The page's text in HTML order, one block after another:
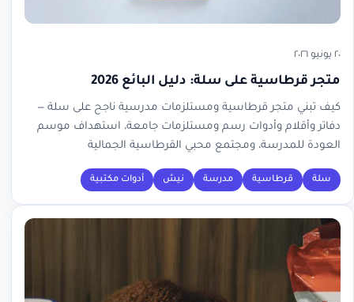
٢٠ يونيو ٢٠٢٦
متجر قرطاسية على سلة: دليل البائع 2026
كيف تبني متجر قرطاسية ومستلزمات مدرسية ناجح على سلة —
دفاتر وأقلام وأدوات رسم ومستلزمات جامعة، استهداف موسم
العودة للمدرسة، ومجتمع محبي القرطاسية الجمالية
سلة قرطاسية مدرسة نيش أدوات مكتبية